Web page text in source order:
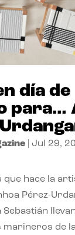
día de
para…
| Jul 29,
que hace la
Pérez-
Sebastián
marineros de